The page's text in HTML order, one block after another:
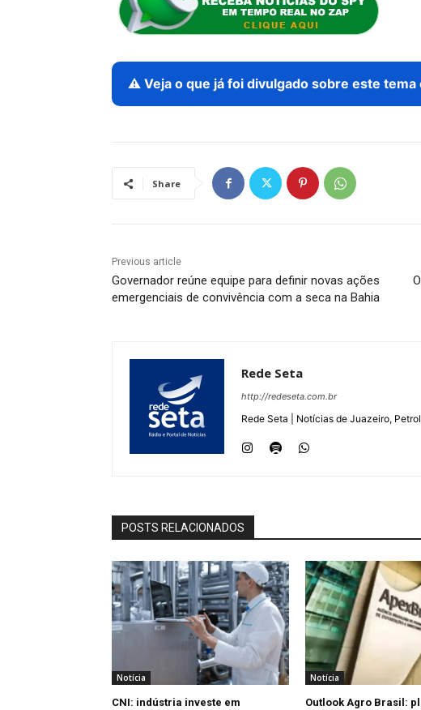
⚠️ Veja o que já foi divulgado sobre este tema
Share
Previous article
Governador reúne equipe para definir novas ações
emergenciais de convivência com a seca na Bahia
Rede Seta
http://redeseta.com.br
Rede Seta | Notícias de Juazeiro,
POSTS RELACIONADOS
Notícia
CNI: indústria investe em
Notícia
Outlook Agro Brasil: